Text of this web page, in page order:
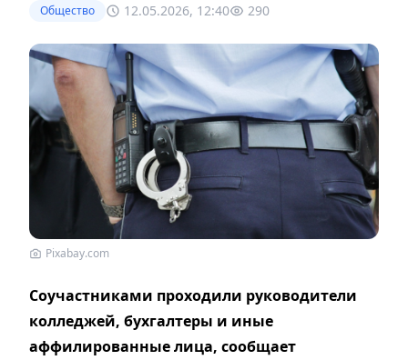
Общество 12.05.2026, 12:40 290
Pixabay.com
Соучастниками проходили руководители
колледжей, бухгалтеры и иные
аффилированные лица, сообщает